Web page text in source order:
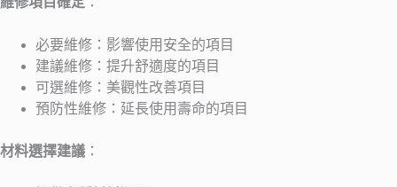
必要維修：影響使用安全的項目
建議維修：提升舒適度的項目
可選維修：美觀性改善項目
預防性維修：延長使用壽命的項目
材料選擇建議 ：